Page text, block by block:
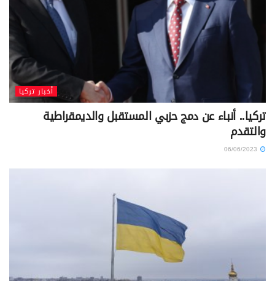
أخبار تركيا
تركيا.. أنباء عن دمج حزبي المستقبل والديمقراطية
والتقدم